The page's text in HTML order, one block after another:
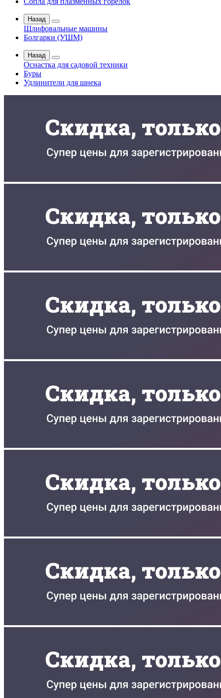
Назад
Шлифовальные машины
Болгарки (УШМ)
Назад
Оснастка для садовой техники
Буры
Удлинители для шнека